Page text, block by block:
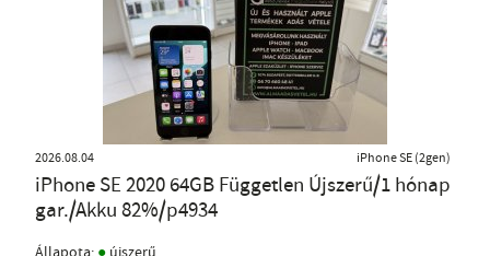
2026.08.04 iPhone SE (2gen)
iPhone SE 2020 64GB Független Újszerű/1 hónap
gar./Akku 82%/p4934